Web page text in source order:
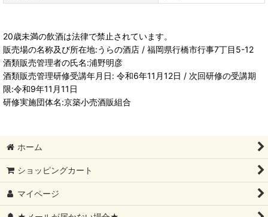
20歳未満の飲酒は法律で禁止されています。
販売場の名称及び所在地:うらの酒店 / 福岡県行橋市行事7丁目5-12
酒類販売管理者の氏名:浦野明彦
酒類販売管理研修受講年月日: 令和6年11月12日 / 次回研修の受講期
限:令和9年11月11日
研修実施団体名:京築小売酒販組合
ホーム
ショッピングカート
マイページ